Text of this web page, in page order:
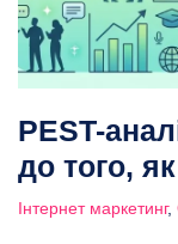
PEST-
до того,
Інтернет маркетинг,